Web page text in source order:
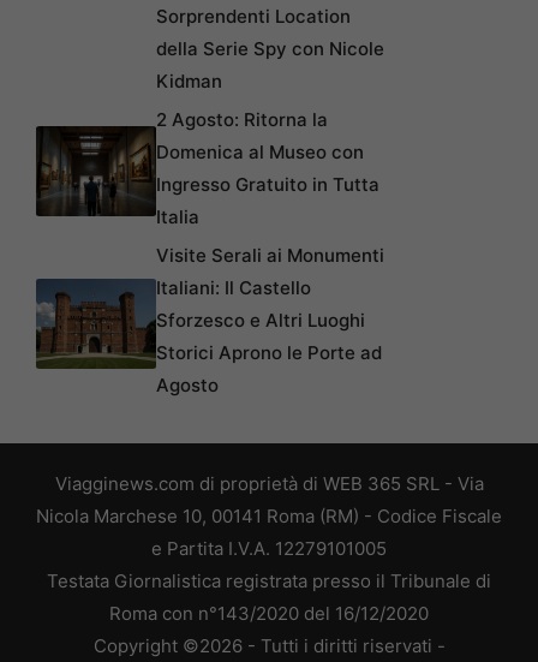
Sorprendenti Location
della Serie Spy con Nicole
Kidman
2 Agosto: Ritorna la
Domenica al Museo con
Ingresso Gratuito in Tutta
Italia
Visite Serali ai Monumenti
Italiani: Il Castello
Sforzesco e Altri Luoghi
Storici Aprono le Porte ad
Agosto
Viagginews.com di proprietà di WEB 365 SRL - Via
Nicola Marchese 10, 00141 Roma (RM) - Codice Fiscale
e Partita I.V.A. 12279101005
Testata Giornalistica registrata presso il Tribunale di
Roma con n°143/2020 del 16/12/2020
Copyright ©2026 - Tutti i diritti riservati -